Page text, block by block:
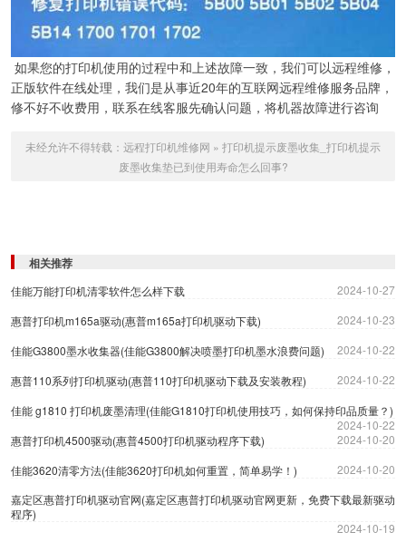
如果您的打印机使用的过程中和上述故障一致，我们可以远程维修，
正版软件在线处理，我们是从事近20年的互联网远程维修服务品牌，
修不好不收费用，联系在线客服先确认问题，将机器故障进行咨询
未经允许不得转载： 远程打印机维修网 » 打印机提示废墨收集_打印机提示
废墨收集垫已到使用寿命怎么回事?
相关推荐
佳能万能打印机清零软件怎么样下载
2024-10-27
惠普打印机m165a驱动(惠普m165a打印机驱动下载)
2024-10-23
佳能G3800墨水收集器(佳能G3800解决喷墨打印机墨水浪费问题)
2024-10-22
惠普110系列打印机驱动(惠普110打印机驱动下载及安装教程)
2024-10-22
佳能 g1810 打印机废墨清理(佳能G1810打印机使用技巧，如何保持印品质量？)
2024-10-22
惠普打印机4500驱动(惠普4500打印机驱动程序下载)
2024-10-20
佳能3620清零方法(佳能3620打印机如何重置，简单易学！)
2024-10-20
嘉定区惠普打印机驱动官网(嘉定区惠普打印机驱动官网更新，免费下载最新驱动
程序)
2024-10-19